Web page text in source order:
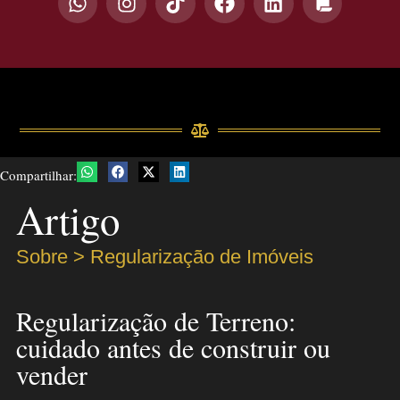
Compartilhar:
Artigo
Sobre > Regularização de Imóveis
Regularização de Terreno:
cuidado antes de construir ou
vender